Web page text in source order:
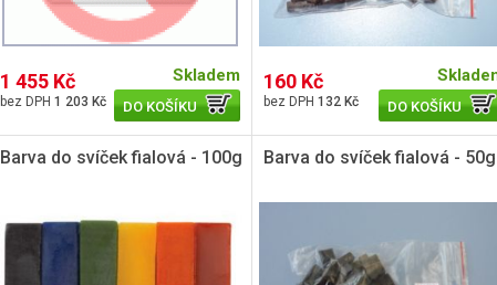
1 455 Kč
1 203 Kč
Skladem
DO KOŠÍKU
160 Kč
132 Kč DO KOŠÍKU
Barva do svíček fialová - 100g Barva do svíček fialová - 50g